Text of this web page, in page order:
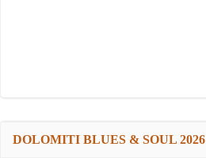
DOLOMITI BLUES & SOUL 2026